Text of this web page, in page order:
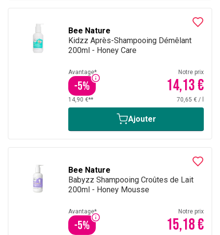
Bee Nature
Kidzz Après-Shampooing Démêlant
200ml - Honey Care
Avantage*
-5%
Notre prix
14,13 €
14,90 €** 70,65 € /
Ajouter
Bee Nature
Babyzz Shampooing Croûtes de Lait
200ml - Honey Mousse
Avantage*
-5%
Notre prix
15,18 €